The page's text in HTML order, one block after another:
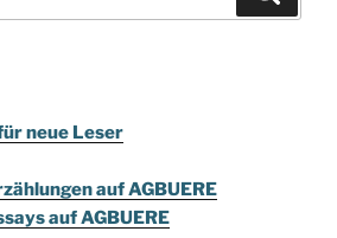
neue Leser
auf AGBUERE
auf AGBUERE